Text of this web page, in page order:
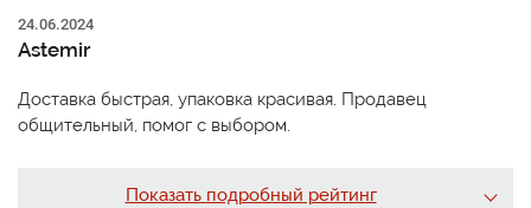
24.06.2024
Astemir
Доставка быстрая, упаковка красивая. Продавец
общительный, помог с выбором.
Показать подробный рейтинг